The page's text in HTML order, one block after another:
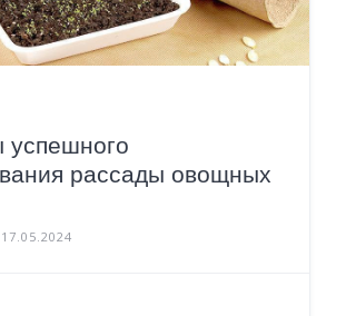
успешного
рассады овощных